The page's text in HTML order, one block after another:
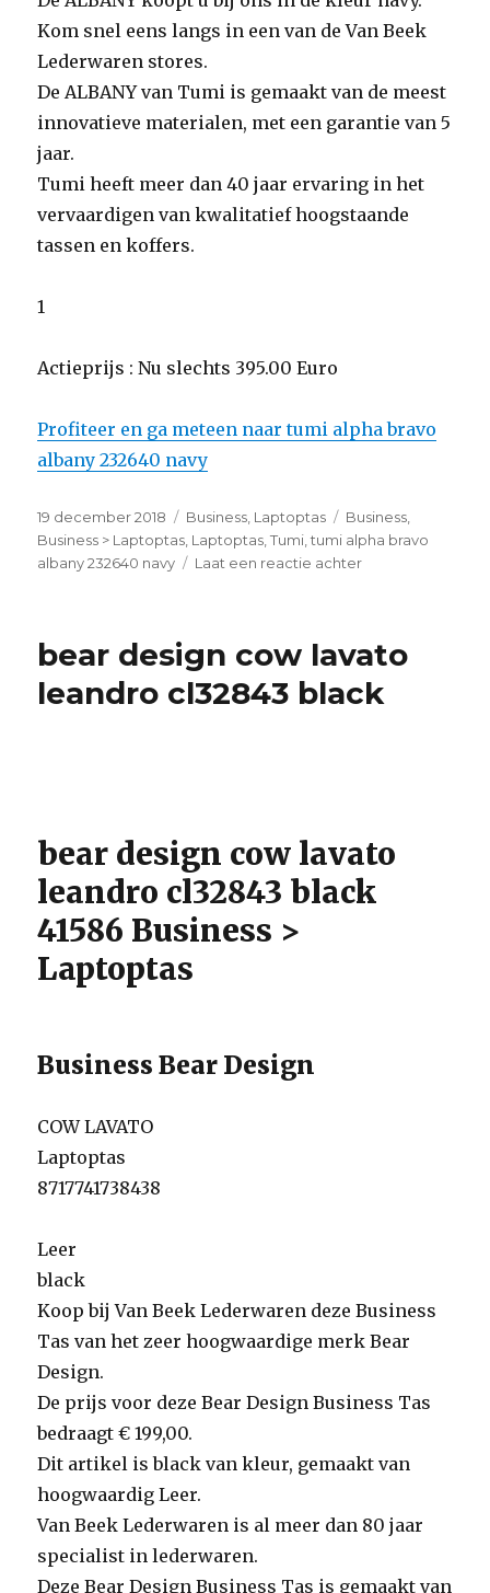
Kom snel eens langs in een van de Van Beek
Lederwaren stores.
De ALBANY van Tumi is gemaakt van de meest
innovatieve materialen, met een garantie van 5
jaar.
Tumi heeft meer dan 40 jaar ervaring in het
vervaardigen van kwalitatief hoogstaande
tassen en koffers.
1
Actieprijs : Nu slechts 395.00 Euro
Profiteer en ga meteen naar tumi alpha bravo
albany 232640 navy
Geplaatst
op
19 december 2018 Categorieën
Business, Laptoptas Tags
Business,
Business > Laptoptas, Laptoptas,Tumi,tumi alpha bravo
albany 232640 navy
Laat een reactie achter
albany
232640
navy
bear design cow lavato
leandro cl32843 black
bear design cow lavato
leandro cl32843 black
41586 Business >
Laptoptas
Business Bear Design
COW LAVATO
Laptoptas
8717741738438
Leer
black
Koop bij Van Beek Lederwaren deze Business
Tas van het zeer hoogwaardige merk Bear
Design.
De prijs voor deze Bear Design Business Tas
bedraagt € 199,00.
Dit artikel is black van kleur, gemaakt van
hoogwaardig Leer.
Van Beek Lederwaren is al meer dan 80 jaar
specialist in lederwaren.
Deze Bear Design Business Tas is gemaakt van